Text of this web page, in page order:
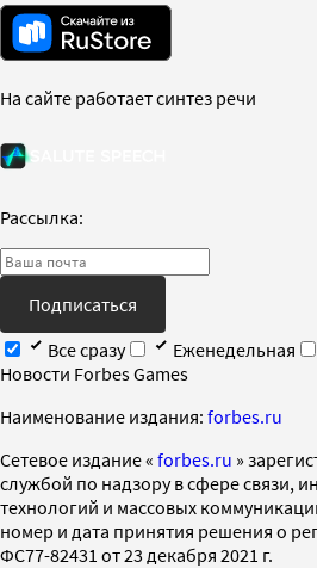
На сайте работает синтез речи
Рассылка:
Подписаться
Все сразу
Еженедельная
Новости Forbes Games
Наименование издания: forbes.ru
Cетевое издание « forbes.ru »
службой по надзору в сфере связи,
технологий и массовых
номер и дата принятия решения о
ФС77-82431 от 23 декабря 2021 г.